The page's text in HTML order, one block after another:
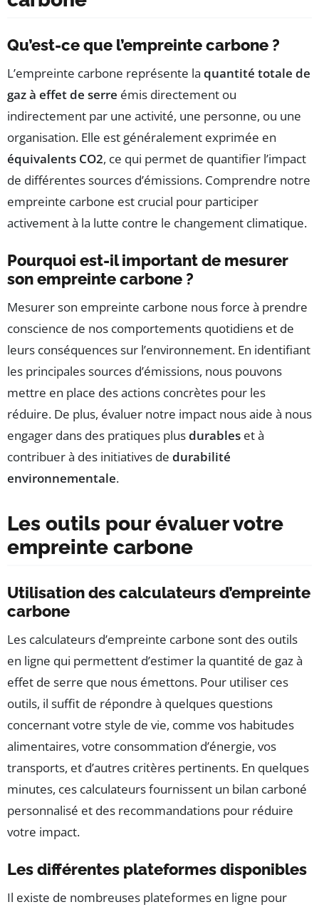
Qu’est-ce que l’empreinte carbone ?
L’empreinte carbone représente la quantité totale de
gaz à effet de serre émis directement ou
indirectement par une activité, une personne, ou une
organisation. Elle est généralement exprimée en
équivalents CO2, ce qui permet de quantifier l’impact
de différentes sources d’émissions. Comprendre notre
empreinte carbone est crucial pour participer
activement à la lutte contre le changement climatique.
Pourquoi est-il important de mesurer
son empreinte carbone ?
Mesurer son empreinte carbone nous force à prendre
conscience de nos comportements quotidiens et de
leurs conséquences sur l’environnement. En identifiant
les principales sources d’émissions, nous pouvons
mettre en place des actions concrètes pour les
réduire. De plus, évaluer notre impact nous aide à nous
engager dans des pratiques plusdurables et à
contribuer à des initiatives de durabilité
environnementale.
Les outils pour évaluer votre
empreinte carbone
Utilisation des calculateurs d’empreinte
carbone
Les calculateurs d’empreinte carbone sont des outils
en ligne qui permettent d’estimer la quantité de gaz à
effet de serre que nous émettons. Pour utiliser ces
outils, il suffit de répondre à quelques questions
concernant votre style de vie, comme vos habitudes
alimentaires, votre consommation d’énergie, vos
transports, et d’autres critères pertinents. En quelques
minutes, ces calculateurs fournissent un bilan carboné
personnalisé et des recommandations pour réduire
votre impact.
Les différentes plateformes disponibles
Il existe de nombreuses plateformes en ligne pour